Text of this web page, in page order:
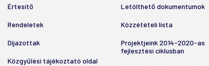
Értesítő
Rendeletek
Díjazottak
Közgyűlési tájékoztató oldal
Letölthető dokumentumok
Közzétételi lista
Projektjeink 2014-2020-as
fejlesztési ciklusban